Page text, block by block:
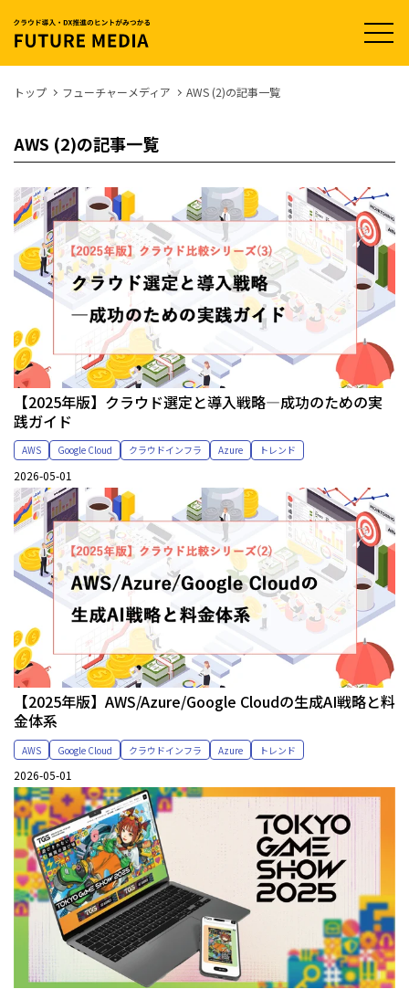
t
o
g
g
t
i
o
n
トップ フューチャーメディア AWS (2)の記事一覧
AWS (2)の記事一覧
【2025年版】クラウド選定と導入戦略―成功のための実
践ガイド
AWS Google Cloud クラウドインフラ Azure トレンド
2026-05-01
【2025年版】AWS/Azure/Google Cloudの生成AI戦略と料
金体系
AWS Google Cloud クラウドインフラ Azure トレンド
2026-05-01